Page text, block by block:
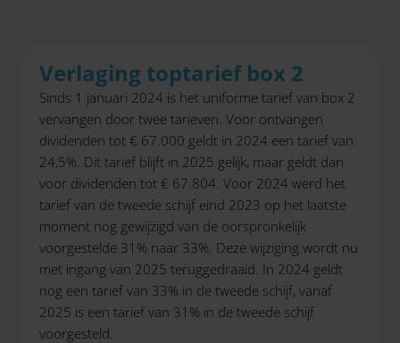
Verlaging toptarief box 2
Sinds 1 januari 2024 is het uniforme tarief van box 2
vervangen door twee tarieven. Voor ontvangen
dividenden tot € 67.000 geldt in 2024 een tarief van
24,5%. Dit tarief blijft in 2025 gelijk, maar geldt dan
voor dividenden tot € 67.804. Voor 2024 werd het
tarief van de tweede schijf eind 2023 op het laatste
moment nog gewijzigd van de oorspronkelijk
voorgestelde 31% naar 33%. Deze wijziging wordt nu
met ingang van 2025 teruggedraaid. In 2024 geldt
nog een tarief van 33% in de tweede schijf, vanaf
2025 is een tarief van 31% in de tweede schijf
voorgesteld.